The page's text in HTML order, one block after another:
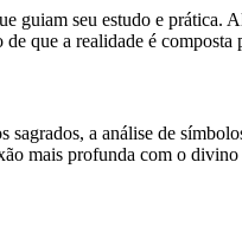
guiam seu estudo e
que a realidade é
a análise de
mais profunda com o